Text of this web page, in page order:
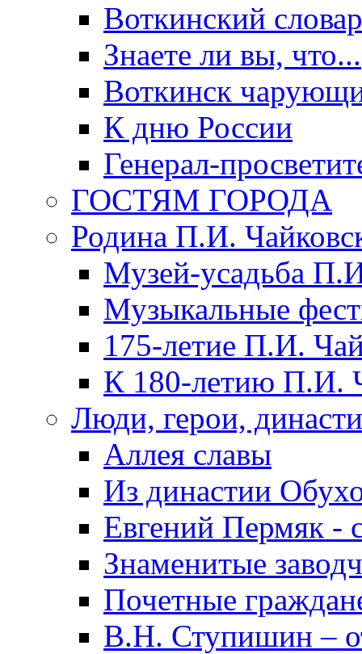
Воткинский
Знаете ли вы, что...
Воткинск
К дню России
Генерал-
ГОСТЯМ ГОРОДА
Родина П.И.
Музей-усадьба
Музыкальные
175-летие П.И.
К 180-летию П.И.
Люди, герои,
Аллея славы
Из династии
Евгений Пермяк -
Знаменитые
Почетные
В.Н. Ступишин –